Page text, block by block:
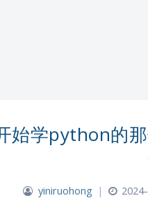
始学python的
yiniruohong |